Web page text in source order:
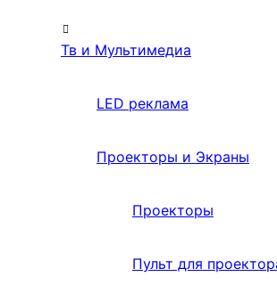
Тв и Мультимедиа
LED реклама
Проекторы и Экраны
Проекторы
Пульт для